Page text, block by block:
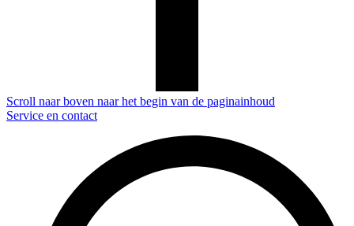
Scroll naar boven naar het begin van de paginainhoud
Service en contact